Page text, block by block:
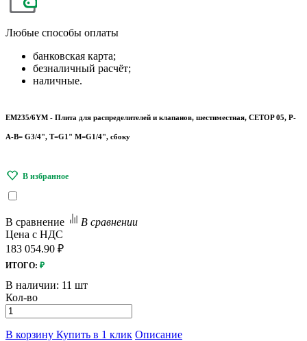
Любые способы оплаты
банковская карта;
безналичный расчёт;
наличные.
EM235/6YM - Плита для распределителей и клапанов, шестиместная, CETOP 05, P-
A-B= G3/4", T=G1" M=G1/4", сбоку
В сравнение
В сравнении
Цена с НДС
183 054.90 ₽
ИТОГО: ₽
В наличии: 11 шт
Кол-во
В корзину Купить в 1 клик Описание